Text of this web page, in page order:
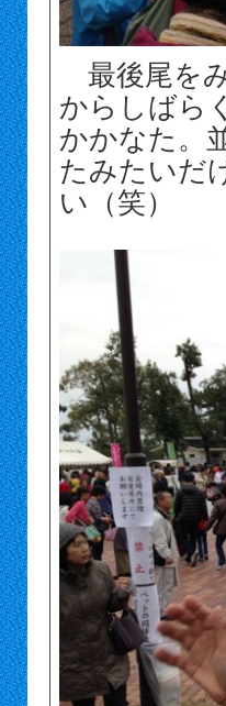
最後尾を
からしばら
かかなた。
たみたいだ
い（笑）